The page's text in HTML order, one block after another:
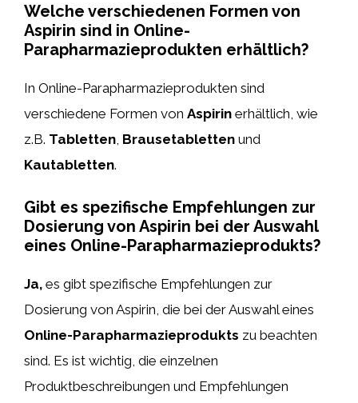
Welche verschiedenen Formen von
Aspirin sind in Online-
Parapharmazieprodukten erhältlich?
In Online-Parapharmazieprodukten sind
verschiedene Formen von Aspirin erhältlich, wie
z.B. Tabletten Brausetabletten und
Kautabletten.
Gibt es spezifische Empfehlungen zur
Dosierung von Aspirin bei der Auswahl
eines Online-Parapharmazieprodukts?
Ja, es gibt spezifische Empfehlungen zur
Dosierung von Aspirin, die bei der Auswahl eines
Online-Parapharmazieprodukts zu beachten
sind. Es ist wichtig, die einzelnen
Produktbeschreibungen und Empfehlungen